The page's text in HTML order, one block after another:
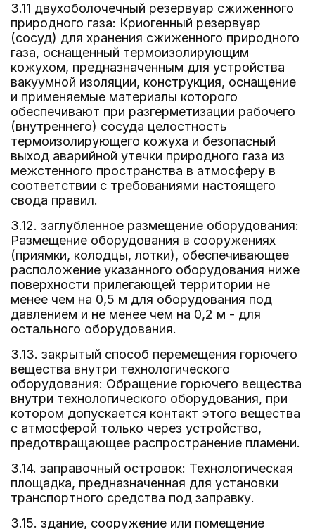
3.11 двухоболочечный резервуар сжиженного
природного газа: Криогенный резервуар
(сосуд) для хранения сжиженного природного
газа, оснащенный термоизолирующим
кожухом, предназначенным для устройства
вакуумной изоляции, конструкция, оснащение
и применяемые материалы которого
обеспечивают при разгерметизации рабочего
(внутреннего) сосуда целостность
термоизолирующего кожуха и безопасный
выход аварийной утечки природного газа из
межстенного пространства в атмосферу в
соответствии с требованиями настоящего
свода правил.
3.12. заглубленное размещение оборудования:
Размещение оборудования в сооружениях
(приямки, колодцы, лотки), обеспечивающее
расположение указанного оборудования ниже
поверхности прилегающей территории не
менее чем на 0,5 м для оборудования под
давлением и не менее чем на 0,2 м - для
остального оборудования.
3.13. закрытый способ перемещения горючего
вещества внутри технологического
оборудования: Обращение горючего вещества
внутри технологического оборудования, при
котором допускается контакт этого вещества
с атмосферой только через устройство,
предотвращающее распространение пламени.
3.14. заправочный островок: Технологическая
площадка, предназначенная для установки
транспортного средства под заправку.
3.15. здание, сооружение или помещение